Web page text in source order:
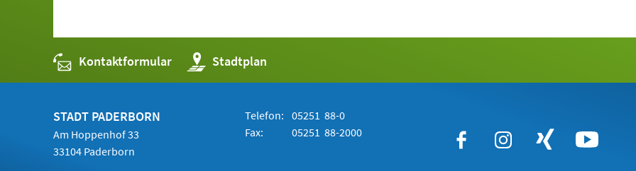
Kontaktformular Stadtplan
(Öffnet
in
einem
STADT PADERBORN
Am Hoppenhof 33
33104 Paderborn
Telefon: 05251 88-0
Fax:
05251 88-2000